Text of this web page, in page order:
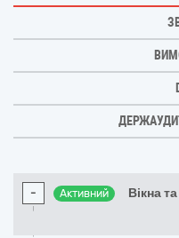
- Активний Вікна